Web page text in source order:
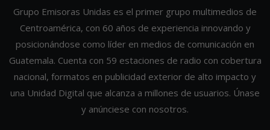
posicionándose como líder en medios de comunicación en
Guatemala. Cuenta con 59 estaciones de radio con cobertura
nacional, formatos en publicidad exterior de alto impacto y
una Unidad Digital que alcanza a millones de usuarios. Únase
y anúnciese con nosotros.